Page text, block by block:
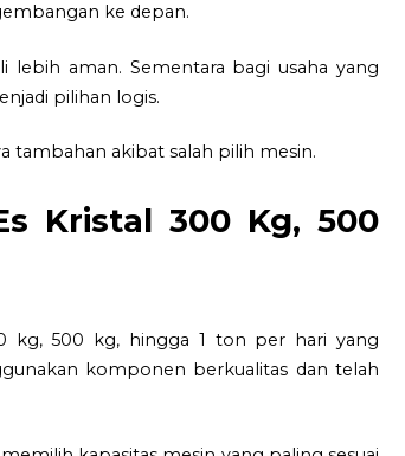
ke depan.
aman. Sementara bagi usaha yang
pilihan logis.
tambahan akibat salah pilih mesin.
Kristal 300 Kg, 500
kg, 500 kg, hingga 1 ton per hari yang
komponen berkualitas dan telah